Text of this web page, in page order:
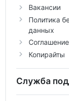
Вакансии
Политика
данных
Копирайты
Служба